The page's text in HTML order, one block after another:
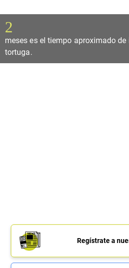
2
meses es el tiempo aproximado
tortuga.
Regístrate a